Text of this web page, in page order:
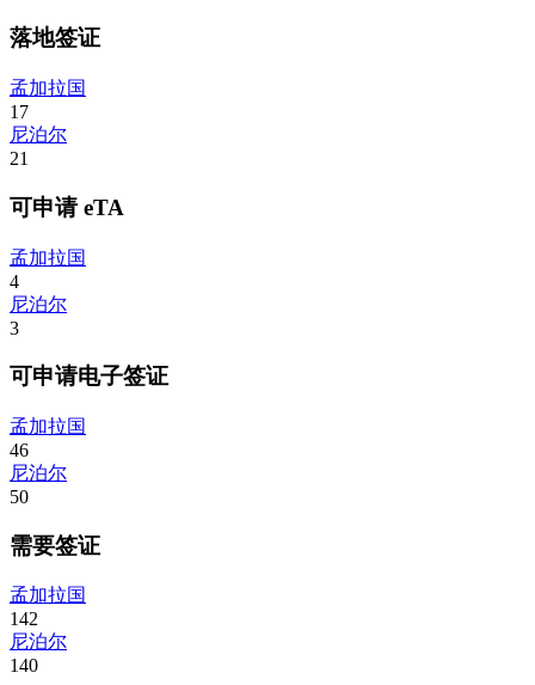
落地签证
孟加拉国
17
尼泊尔
21
可申请 eTA
孟加拉国
4
尼泊尔
3
可申请电子签证
孟加拉国
46
尼泊尔
50
需要签证
孟加拉国
142
尼泊尔
140